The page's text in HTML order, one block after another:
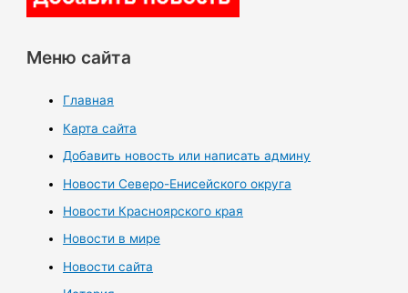
Меню сайта
Главная
Карта сайта
Добавить новость или написать админу
Новости Северо-Енисейского округа
Новости Красноярского края
Новости в мире
Новости сайта